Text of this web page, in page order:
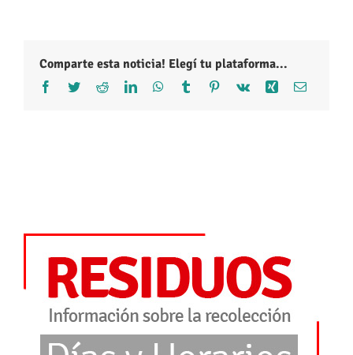
Comparte esta noticia! Elegí tu plataforma...
Facebook
TwitterRedditLinkedInWhatsApp
Tumblr Pinterest
Vk Xing Correo